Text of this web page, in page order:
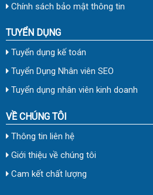
Chính sách bảo mật thông tin
TUYỂN DỤNG
Tuyển dụng kế toán
Tuyển Dụng Nhân viên SEO
Tuyển dụng nhân viên kinh doanh
VỀ CHÚNG TÔI
Thông tin liên hệ
Giới thiệu về chúng tôi
Cam kết chất lượng